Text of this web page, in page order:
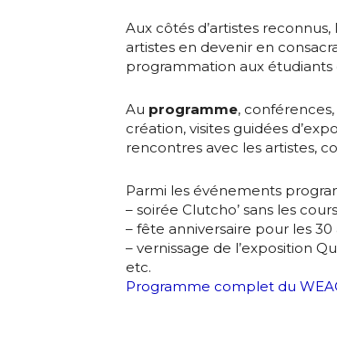
*
*
Aux côtés d’artistes
artistes en devenir en
programmation aux étudiants
Au programme,
création, visites guidées
rencontres avec les artistes,
Parmi les événements
– soirée Clutcho’ sans les
– fête anniversaire pour les 30
– vernissage de l’exposition
etc.
Programme complet du